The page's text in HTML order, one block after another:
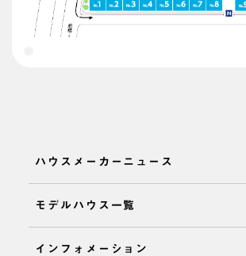
ハウスメーカーニュース
モデルハウス一覧
インフォメーション